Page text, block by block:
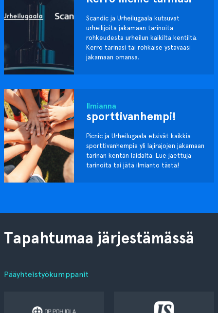
Scandic ja Urheilugaala kutsuvat
urheilijoita jakamaan tarinoita
rohkeudesta urheilun kaikilta kentiltä.
Kerro tarinasi tai rohkaise ystävääsi
jakamaan omansa.
Ilmianna
sporttivanhempi!
Picnic ja Urheilugaala etsivät kaikkia
sporttivanhempia yli lajirajojen jakamaan
tarinan kentän laidalta. Lue jaettuja
tarinoita tai jätä ilmianto tästä!
Tapahtumaa järjestämässä
Pääyhteistyökumppanit